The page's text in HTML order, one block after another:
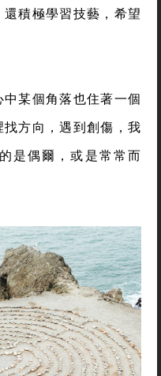
積極學習技藝，希望
某個角落也住著一個
方向，遇到創傷，我
是偶爾，或是常常而